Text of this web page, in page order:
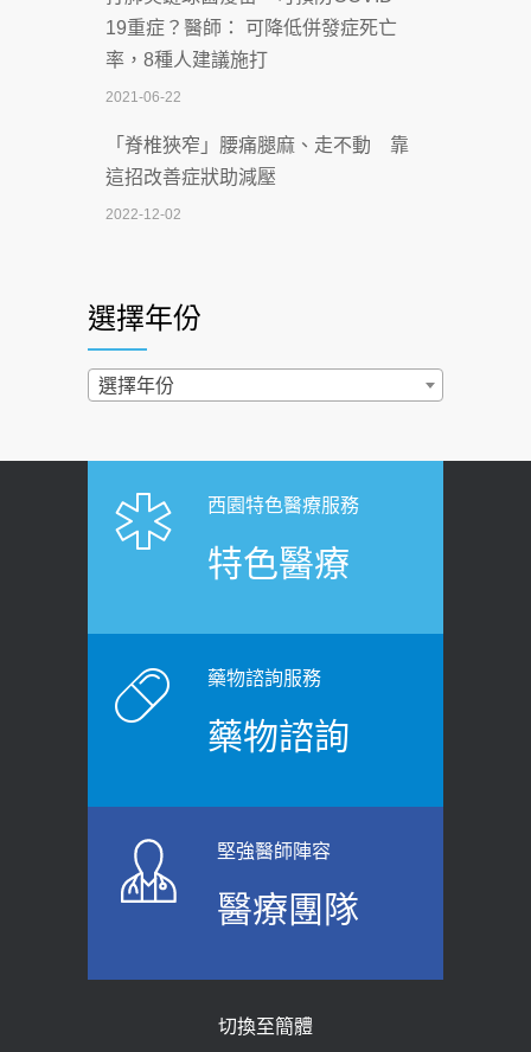
一手刮」】 宣導
2026-07-02
2026-07-02
4連霸議員黃秋澤癌逝！食道癌為何奪命
西園醫院55周年 7／10捐血公益活動 邀
民眾熱血響應
2026-06-30
健康肛門痛都是痔瘡?醫談瘍瘍瘻管與肛
裂差異 逾50歲民眾可做1事
原則避免血糖血壓飆高
2026-06-08
上班常待在冷氣房？小心泌尿道感染
醫示警：1病症嚴重恐喪命
19重症？醫師： 可降低併發症死亡
率，8種人建議施打
2021-06-22
「脊椎狹窄」腰痛腿麻、走不動 靠
這招改善症狀助減壓
2022-12-02
2022-02-17
過量維生素D和鈣恐罹癌? 醫師釋
「落枕」不要大力按脖子！ 1招「伸
展運動」預防落枕
老後睡不好、夜間易跌倒
2021-03-05
骨科魏志定主任接受專訪 【年代電視
質密度檢查！醫：注意5重點可逆轉
選擇年份
選擇年份
西園特色醫療服務
特色醫療
藥物諮詢服務
藥物諮詢
堅強醫師陣容
醫療團隊
切換至簡體